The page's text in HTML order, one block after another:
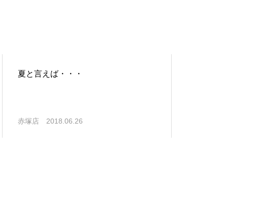
夏と言えば・・・
赤塚店 2018.06.26